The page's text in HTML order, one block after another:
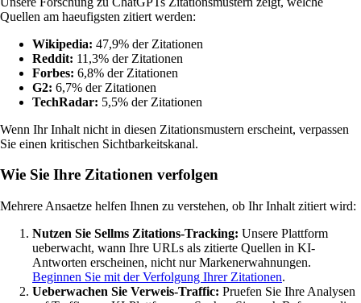
Quellen am haeufigsten zitiert werden:
Wikipedia: 47,9% der Zitationen
Reddit: 11,3% der Zitationen
Forbes: 6,8% der Zitationen
G2: 6,7% der Zitationen
TechRadar: 5,5% der Zitationen
Wenn Ihr Inhalt nicht in diesen Zitationsmustern erscheint, verpassen
Sie einen kritischen Sichtbarkeitskanal.
Wie Sie Ihre Zitationen verfolgen
Mehrere Ansaetze helfen Ihnen zu verstehen, ob Ihr Inhalt zitiert wird:
Nutzen Sie Sellms Zitations-Tracking: Unsere Plattform
ueberwacht, wann Ihre URLs als zitierte Quellen in KI-
Antworten erscheinen, nicht nur Markenerwahnungen.
Beginnen Sie mit der Verfolgung Ihrer Zitationen.
Ueberwachen Sie Verweis-Traffic: Pruefen Sie Ihre Analysen